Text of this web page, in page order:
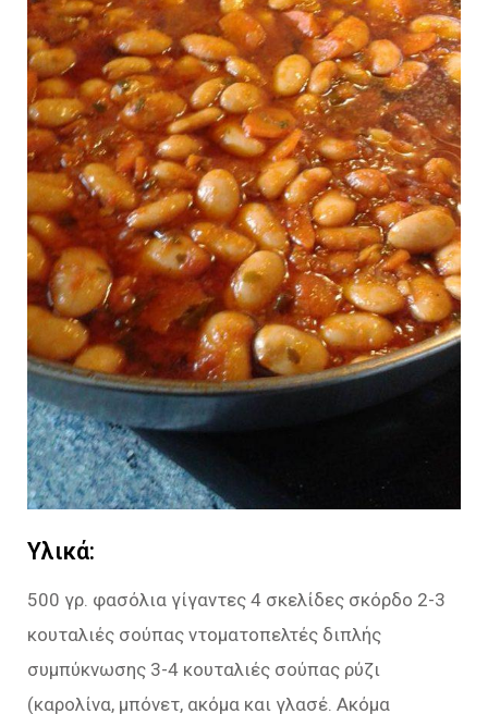
Υλικά:
500 γρ. φασόλια γίγαντες 4 σκελίδες σκόρδο 2-3
κουταλιές σούπας ντοματοπελτές διπλής
συμπύκνωσης 3-4 κουταλιές σούπας ρύζι
(καρολίνα, μπόνετ, ακόμα και γλασέ. Ακόμα